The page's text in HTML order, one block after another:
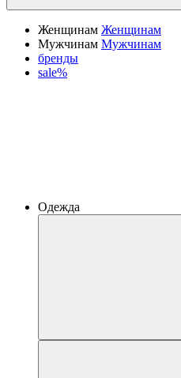
Женщинам Женщинам
Мужчинам Мужчинам
бренды
sale%
Одежда